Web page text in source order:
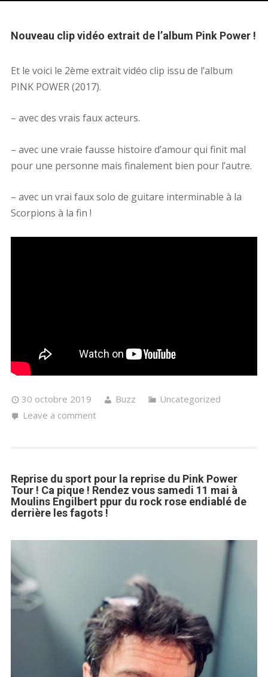
Nouveau clip vidéo extrait de l’album Pink Power !
Et le voici le 2ème extrait vidéo clip issu de l’album
PINK POWER (2017).
– avec des vrais faux acteurs.
– avec une vraie fausse histoire d’amour qui finit mal
pour une personne mais finalement bien pour l’autre.
– avec un vrai faux solo de guitare interminable à la
Scorpions à la fin !
30 octobre 2019 Buzz
Uncategorized
Leave a comment
Reprise du sport pour la reprise du Pink Power
Tour ! Ca pique ! Rendez vous samedi 11 mai à
Moulins Engilbert ppur du rock rose endiablé de
derrière les fagots !